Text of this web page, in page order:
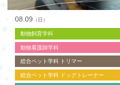
08.09 （日）
動物飼育学科
動物看護師学科
総合ペット学科 トリマー
総合ペット学科 ドッグトレーナー